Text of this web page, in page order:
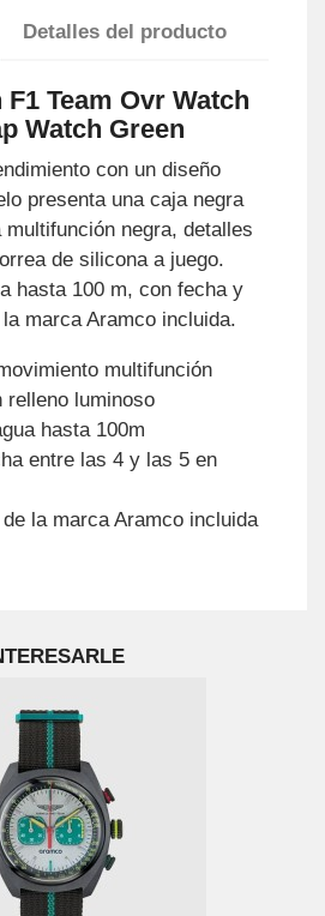
Detalles del producto
Team Ovr Watch
Watch Green
con un diseño
presenta una caja negra
negra, detalles
de silicona a juego.
hasta 100 m, con fecha y
marca Aramco incluida.
multifunción
relleno luminoso
hasta 100m
entre las 4 y las 5 en
la marca Aramco incluida